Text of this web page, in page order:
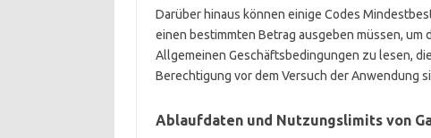
Darüber hinaus können einige Codes
einen bestimmten Betrag ausgeben müssen, um
Allgemeinen Geschäftsbedingungen zu lesen,
Berechtigung vor dem Versuch der Anwendung
Ablaufdaten und Nutzungslimits von